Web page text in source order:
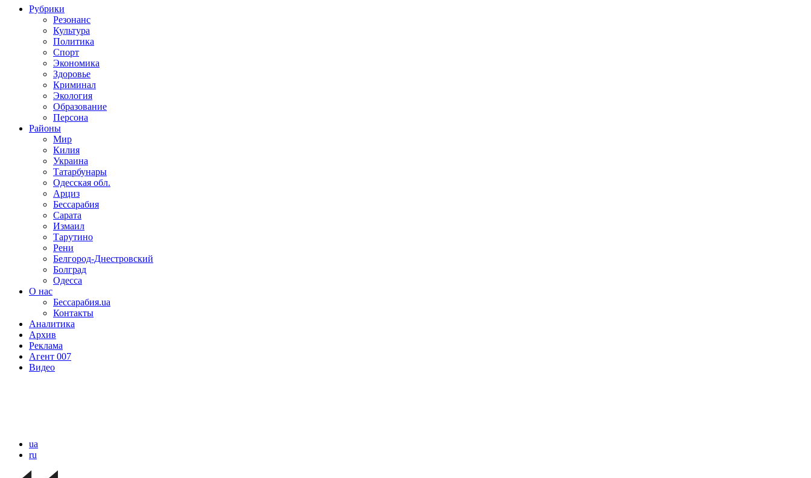
Рубрики
Резонанс
Культура
Политика
Спорт
Экономика
Здоровье
Криминал
Экология
Образование
Персона
Районы
Мир
Килия
Украина
Татарбунары
Одесская обл.
Арциз
Бессарабия
Сарата
Измаил
Тарутино
Рени
Белгород-Днестровский
Болград
Одесса
О нас
Бессарабия.ua
Контакты
Аналитика
Архив
Реклама
Агент 007
Видео
ua
ru